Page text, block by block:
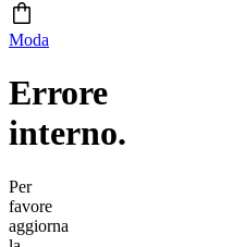
Moda
Errore
interno.
Per
favore
aggiorna